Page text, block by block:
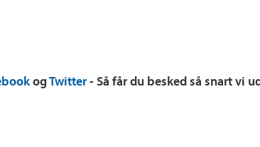
ogTwitter- Så får du besked så snart vi